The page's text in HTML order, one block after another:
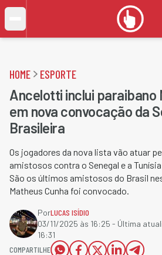
HOME ESPORTE
Ancelotti inclui paraibano
em nova convocação da
Brasileira
Os jogadores da nova lista vão atuar
amistosos contra o Senegal e a
São os últimos amistosos do Brasil
Matheus Cunha foi convocado.
PorLUCAS ISÍDIO
03/11/2025 às 16:25 - Última
16:31
COMPARTILHE